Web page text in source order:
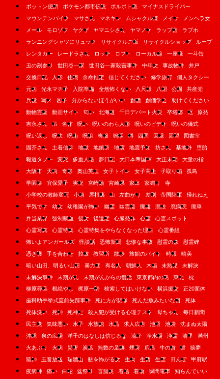
ボットン便所
ポケモン都市伝説 ポルポト派
マイナスドライバー
マウンテンバイク
マサさん マネキン ムシャクル様 メイサ
メンヘラ女
メール
モロゾフ ヤクザ ヤマニシさん ヤマノケ ラップ音
ラブホ
ランニングシャツにリュック
リサイクルご飯 リサイクルショップ
ループ
レンタカー
レードラさん ロッテ ロフト ローカル線 一座様
一斗缶
丑の刻参り
世田谷一家 世田谷一家殺害事件 中年女 事故物件
井戸
交換日記
人形 住職 余命推定 信じてください 修学旅行
個人タクシー
元凶
光永マチ子 入院準備 全然怖くない 八尺様 八開 公園
共産党
兵役
写メ 凶子 分からないほうがいい 創価 創価学会
助けてください
動物霊園
動画サイト 匂い 北海道 千日デパート火災 卒塔婆 厄
原発
吉永さん
吊 名作 呪い 呪いのわら人形 呪いのビデオ
呪いの儀式
呪い返し
呪法 呪術 呪詛 喪服 嗚咽 噂 四国 因縁 因習
図書室
固芥さん
土着信仰 地獄 地鎮祭 地震 地震予知 坊さん 基地外
堕胎
報道タブー
変死 多重人格 夢日記 大日本帝国軍 大正末期
大量の指
大阪市
天狗 奇形 奥山英志 女子トイレ 女子高生 子取り箱
孤島
学園祭
宜保愛子 実況 宮崎勤 宮崎県 家出 家鳴り
寺
小学校の教師変死
小箱 屋根裏 山 左曲がり 差別 帝国陸軍
帰れねえ
平気です
幼女 幼稚園が怖い 幽霊 幽霊船 廃墟 廃校 廃病院
廃車
弁当業界
強制献血 後女 後遺症 心臓発作 心霊
心霊スポット
心霊写真
心霊特集 心霊特集をやらなくなった理由
心霊番組
怖いよアンガールズ
怪談話 恐怖新聞 悲惨な事故 慰霊の森
慰霊碑
憑き護
手を合わせ 拉致 教習所 散歩 旅館のバイト 時報
晴美
暗い山田、明るい山田
暴力団 有名人 朝鮮人 木箱 未熟児
未解決
未解決事件
末期がん 末期がんからの復活 東京都内の島 東北
枕
柳原尋美
根絶やし 梶原一騎 検索してはいけない 横浜援交
正20面体
歯科助手挙式直前失踪事件
死に方が悲惨 死んだ魚みたいな目
死体
死体洗い
死神 死神だ 殺人犯が受ける心理テスト 母ちゃん
毎日新聞
民主党
気味悪い 水子 水族館 水晶 求人広告 池沼 池袋
沈まぬ太陽
沖縄
泉の広場 洋子のはなしは信じるな 流産 浄水場 浄霊 清里
満州
火あぶり
火病 災害 炭鉱 無数の足跡 煙突 爪痕 牛の首 猫
猿夢
猿神
玉音放送 瑞牆山 瓶を怖がる女 生肉 生贄 生霊 田んぼ
甲府駅
疫病神
痛い 白蛇 盆祭り 盲腸炎 着信 着物 瞬間電車
知らんでいい